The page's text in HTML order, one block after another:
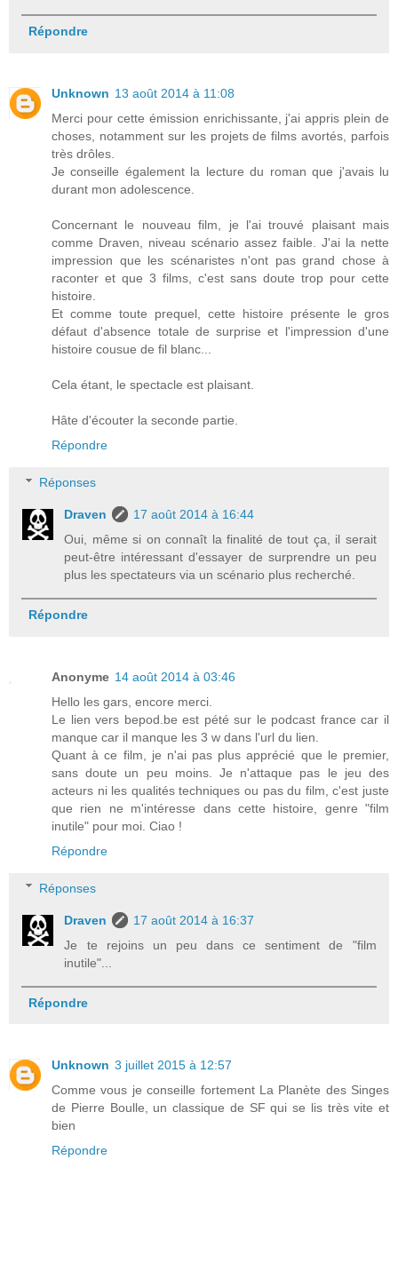
Répondre
Unknown 13 août 2014 à 11:08
Merci pour cette émission enrichissante, j'ai appris plein de
choses, notamment sur les projets de films avortés, parfois
très drôles.
Je conseille également la lecture du roman que j'avais lu
durant mon adolescence.
Concernant le nouveau film, je l'ai trouvé plaisant mais
comme Draven, niveau scénario assez faible. J'ai la nette
impression que les scénaristes n'ont pas grand chose à
raconter et que 3 films, c'est sans doute trop pour cette
histoire.
Et comme toute prequel, cette histoire présente le gros
défaut d'absence totale de surprise et l'impression d'une
histoire cousue de fil blanc...
Cela étant, le spectacle est plaisant.
Hâte d'écouter la seconde partie.
Répondre
Réponses
Draven
17 août 2014 à 16:44
Oui, même si on connaît la finalité de tout ça, il serait
peut-être intéressant d'essayer de surprendre un peu
plus les spectateurs via un scénario plus recherché.
Répondre
Anonyme 14 août 2014 à 03:46
Hello les gars, encore merci.
Le lien vers bepod.be est pété sur le podcast france car il
manque car il manque les 3 w dans l'url du lien.
Quant à ce film, je n'ai pas plus apprécié que le premier,
sans doute un peu moins. Je n'attaque pas le jeu des
acteurs ni les qualités techniques ou pas du film, c'est juste
que rien ne m'intéresse dans cette histoire, genre "film
inutile" pour moi. Ciao !
Répondre
Réponses
Draven
17 août 2014 à 16:37
Je te rejoins un peu dans ce sentiment de "film
inutile"...
Répondre
Unknown 3 juillet 2015 à 12:57
Comme vous je conseille fortement La Planète des Singes
de Pierre Boulle, un classique de SF qui se lis très vite et
bien
Répondre